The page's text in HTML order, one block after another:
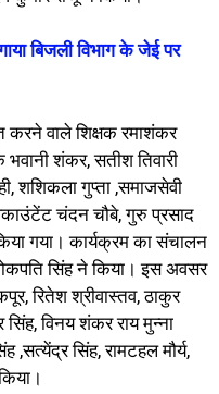
बिजली विभाग के जेई पर
करने वाले शिक्षक रमाशंकर
भवानी शंकर, सतीश तिवारी
शशिकला गुप्ता ,समाजसेवी
अकाउंटेंट चंदन चौबे, गुरु प्रसाद
गया। कार्यक्रम का संचालन
सिंह ने किया। इस अवसर
रितेश श्रीवास्तव, ठाकुर
विनय शंकर राय मुन्ना
सिंह, रामटहल मौर्य,